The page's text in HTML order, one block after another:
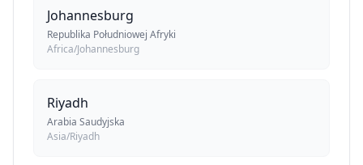
Johannesburg
Republika Południowej Afryki
Africa/Johannesburg
Riyadh
Arabia Saudyjska
Asia/Riyadh